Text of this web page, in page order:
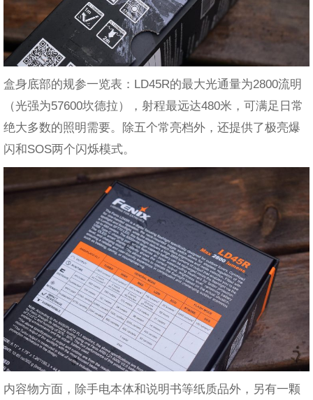
盒身底部的规参一览表：LD45R的最大光通量为2800流明
（光强为57600坎德拉），射程最远达480米，可满足日常
绝大多数的照明需要。除五个常亮档外，还提供了极亮爆
闪和SOS两个闪烁模式。
内容物方面，除手电本体和说明书等纸质品外，另有一颗